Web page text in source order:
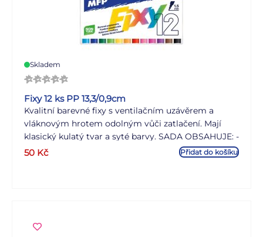
Skladem
Fixy 12 ks PP 13,3/0,9cm
Kvalitní barevné fixy s ventilačním uzávěrem a
vláknovým hrotem odolným vůči zatlačení. Mají
klasický kulatý tvar a syté barvy. SADA OBSAHUJE: -
12 ks barevných popisovačů (světle modrá, tmavě
se závěsem. Uvedená cena je za 1 balení.
50 Kč Přidat do košíku